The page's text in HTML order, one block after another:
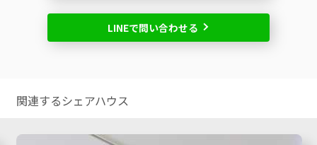
LINEで問い合わせる
関連するシェアハウス